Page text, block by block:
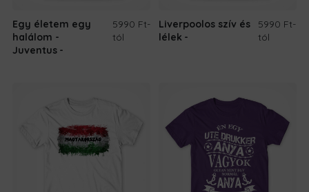
Egy életem egy
halálom -
Juventus
5990 Ft-
tól
Liverpoolos szív és
lélek
5990 Ft-
tól